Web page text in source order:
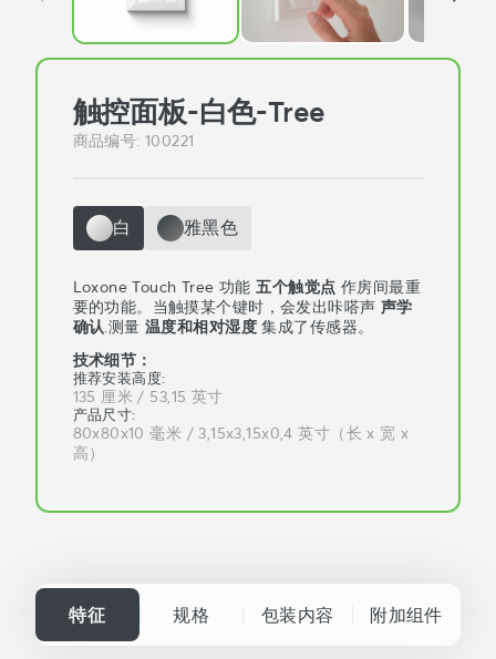
触控面板-白色-Tree
商品编号:100221
白 雅黑色
Loxone Touch Tree 功能五个触觉点 作房间最重
要的功能。当触摸某个键时，会发出咔嗒声 声学
确认.测量温度和相对湿度集成了传感器。
技术细节：
推荐安装高度:
135 厘米 / 53,15 英寸
产品尺寸:
80x80x10 毫米 / 3,15x3,15x0,4 英寸（长 x 宽 x
高）
特征 规格 包装内容 附加组件